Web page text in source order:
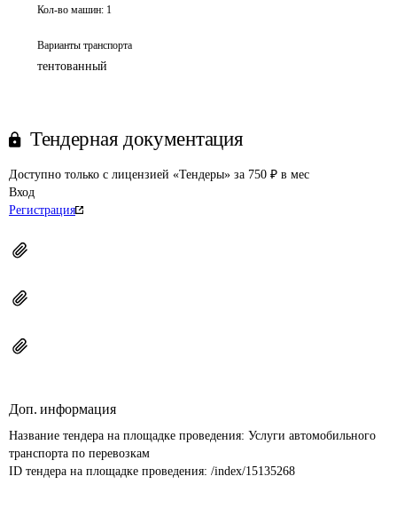
Кол-во машин: 1
Варианты транспорта
тентованный
Тендерная документация
Доступно только с лицензией «Тендеры» за 750 ₽ в мес
Вход
Регистрация
Доп. информация
Название тендера на площадке проведения: Услуги автомобильного
транспорта по перевозкам
ID тендера на площадке проведения: /index/15135268